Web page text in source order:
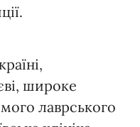
широке
лаврського